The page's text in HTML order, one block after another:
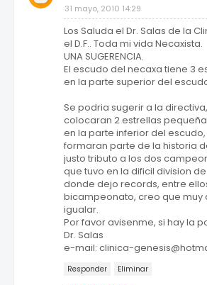
31 mayo, 2010 14:29
Los Saluda el Dr. Salas de la
el D.F.. Toda mi vida Necaxista.
UNA SUGERENCIA.
El escudo del necaxa tiene 3
en la parte superior del
Se podria sugerir a la
colocaran 2 estrellas
en la parte inferior del
formaran parte de la historia
justo tributo a los dos
que tuvo en la dificil division
donde dejo records, entre
bicampeonato, creo que muy
igualar.
Por favor avisenme, si hay la
Dr. Salas
e-mail: clinica-
Responder Eliminar